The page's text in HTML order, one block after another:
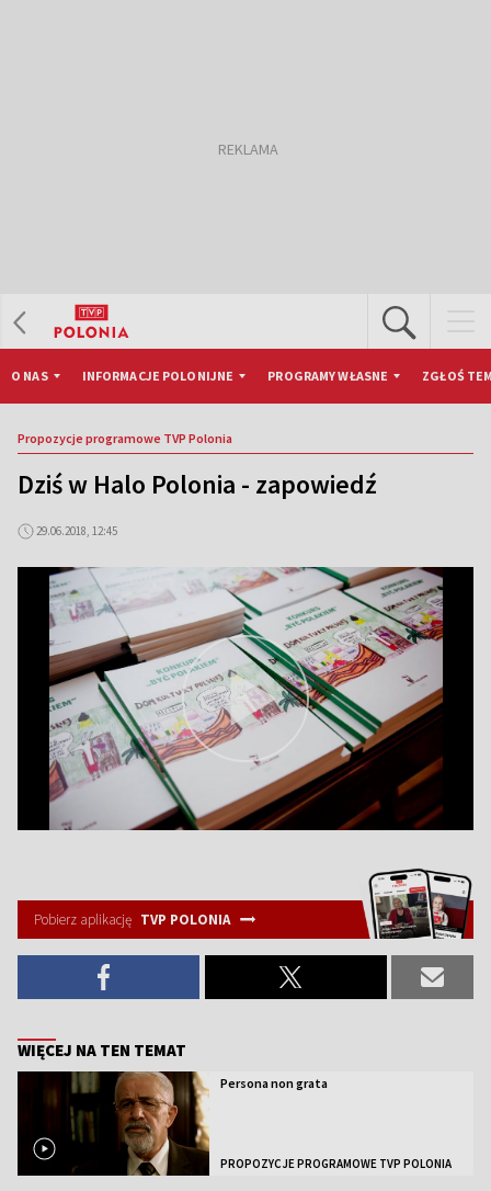
O NAS INFORMACJE POLONIJNE PROGRAMY WŁASNE ZGŁOŚ
Propozycje programowe TVP Polonia
Dziś w Halo Polonia - zapowiedź
29.06.2018, 12:45
Pobierz aplikację TVP POLONIA
WIĘCEJ NA TEN TEMAT
Persona non grata
PROPOZYCJE PROGRAMOWE TVP POLONIA